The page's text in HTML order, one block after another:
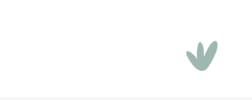
a
c
á
n
í